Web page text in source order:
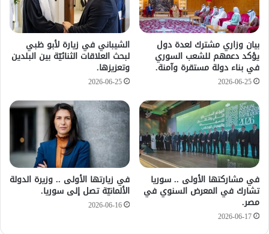
بيان وزاري مشترك لعدة دول
يؤكد دعمهم للشعب السوري
في بناء دولة مستقرة وآمنة.
2026-06-25
الشيباني في زيارة لأبو ظبي
لبحث العلاقات الثنائيّة بين البلدين
وتعزيزها.
2026-06-25
في مشاركتها الأولى .. سوريا
تشارك في المعرض السنوي في
مصر.
2026-06-17
في زيارتها الأولى .. وزيرة الدولة
الألمانيّة تصل إلى سوريا.
2026-06-16